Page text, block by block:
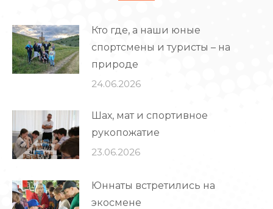
Кто где, а наши юные
спортсмены и туристы – на
природе
24.06.2026
Шах, мат и спортивное
рукопожатие
23.06.2026
Юннаты встретились на
экосмене